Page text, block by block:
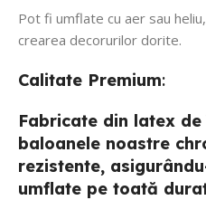
Pot fi umflate cu aer sau
crearea decorurilor dorite.
Calitate Premium:
Fabricate din latex
baloanele noastre
rezistente,
umflate pe toată